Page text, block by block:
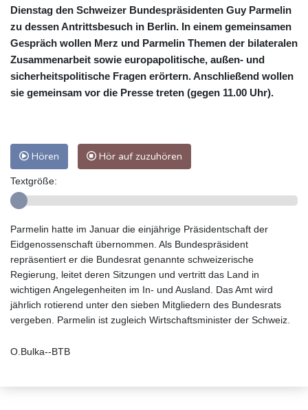
Dienstag den Schweizer Bundespräsidenten Guy Parmelin
zu dessen Antrittsbesuch in Berlin. In einem gemeinsamen
Gespräch wollen Merz und Parmelin Themen der bilateralen
Zusammenarbeit sowie europapolitische, außen- und
sicherheitspolitische Fragen erörtern. Anschließend wollen
sie gemeinsam vor die Presse treten (gegen 11.00 Uhr).
Hören Hör auf zuzuhören
Textgröße:
Parmelin hatte im Januar die einjährige Präsidentschaft der
Eidgenossenschaft übernommen. Als Bundespräsident
repräsentiert er die Bundesrat genannte schweizerische
Regierung, leitet deren Sitzungen und vertritt das Land in
wichtigen Angelegenheiten im In- und Ausland. Das Amt wird
jährlich rotierend unter den sieben Mitgliedern des Bundesrats
vergeben. Parmelin ist zugleich Wirtschaftsminister der Schweiz.
O.Bulka--BTB